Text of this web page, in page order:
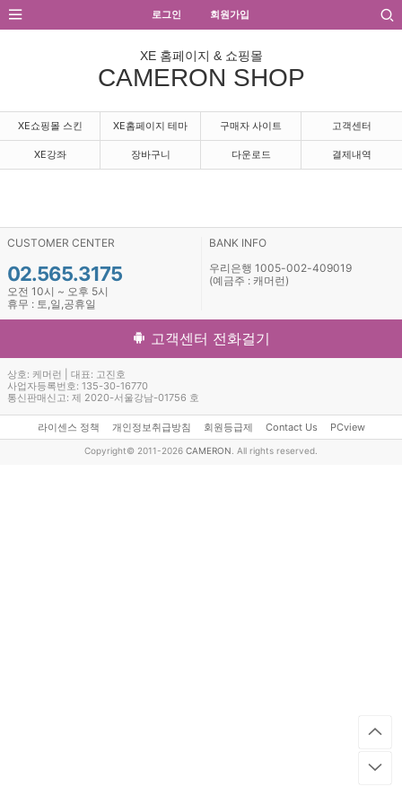
로그인 회원가입
XE 홈페이지 & 쇼핑몰
CAMERON SHOP
XE쇼핑몰 스킨 XE홈페이지 테마 구매자 사이트 고객센터
XE강좌 장바구니 다운로드 결제내역
CUSTOMER CENTER
02.565.3175
오전 10시 ~ 오후 5시
휴무 : 토,일,공휴일
BANK INFO
우리은행 1005-002-409019
(예금주 : 캐머런)
고객센터 전화걸기
상호: 케머런 | 대표: 고진호
사업자등록번호: 135-30-16770
통신판매신고: 제 2020-서울강남-01756 호
라이센스 정책 개인정보취급방침 회원등급제 Contact Us PCview
Copyright© 2011-2026 CAMERON . All rights reserved.